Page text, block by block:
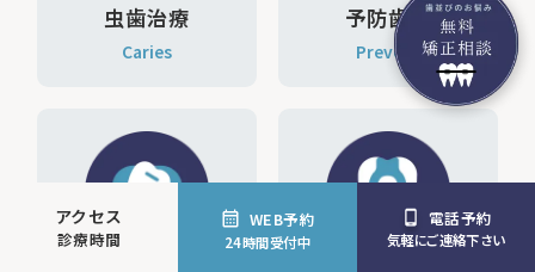
虫歯治療
Caries
予防歯科
Prevent
アクセス
診療時間
WEB予約
24時間受付中
電話予約
気軽にご連絡下さい